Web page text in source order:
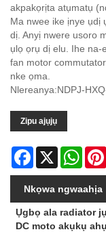
akpakọrịta atụmatụ
Ma nwee ike ịnye ụdị
dị. Anyị nwere usoro
ụlọ ọrụ dị elu. Ihe na-
fan motor
nke ọma.
Nlereanya:NDPJ-
Zipu ajụjụ
Facebook
X
Nkọwa ngwaahịa
Ụgbọ ala radiator
DC moto akụkụ